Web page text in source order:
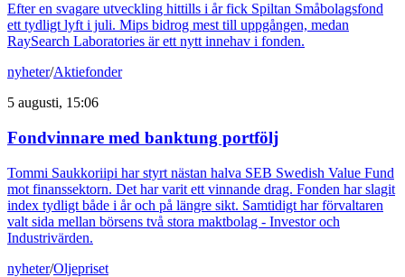
Efter en svagare utveckling hittills i år fick Spiltan Småbolagsfond
ett tydligt lyft i juli. Mips bidrog mest till uppgången, medan
RaySearch Laboratories är ett nytt innehav i fonden.
nyheter/Aktiefonder
5 augusti, 15:06
Fondvinnare med banktung portfölj
Tommi Saukkoriipi har styrt nästan halva SEB Swedish Value Fund
mot finanssektorn. Det har varit ett vinnande drag. Fonden har slagit
index tydligt både i år och på längre sikt. Samtidigt har förvaltaren
valt sida mellan börsens två stora maktbolag - Investor och
Industrivärden.
nyheter/Oljepriset